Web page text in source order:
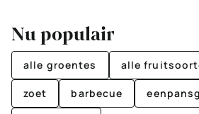
Nu populair
alle groentes alle
zoet barbecue